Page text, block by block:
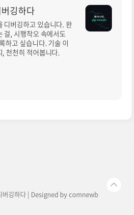
깅하다
디버깅하고 있습니다. 완
걸, 시행착오 속에서도
하고 싶습니다. 기술 이
천천히 적어봅니다.
버깅하다 | Designed bycomnewb